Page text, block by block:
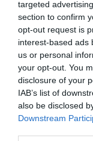
targeted
section to confirm
opt-out request is
interest-based ads
us or personal
your opt-out. You
disclosure of your
IAB’s list of
also be disclosed
Downstream